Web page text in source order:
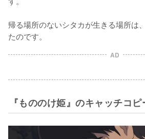
帰る場所のないシタカが生きる場所は
たのです。
AD
『もののけ姫』のキャッチコピ